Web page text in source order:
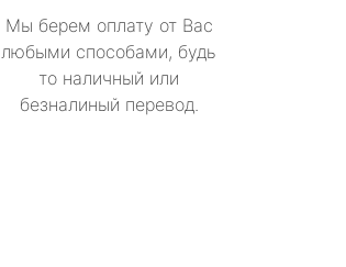
Мы берем оплату от Вас
любыми способами, будь
то наличный или
безналиный перевод.